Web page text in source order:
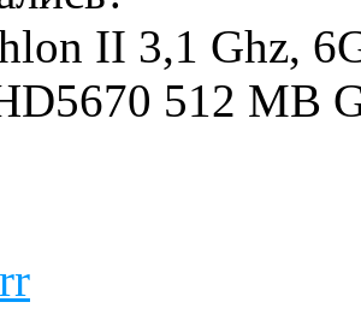
II 3,1 Ghz,
512 MB